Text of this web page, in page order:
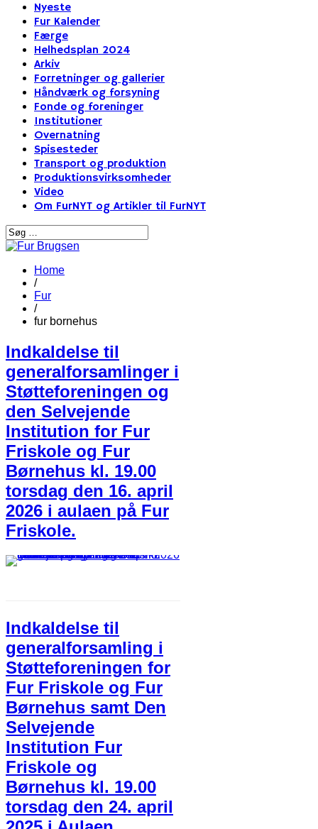
Nyeste
Fur Kalender
Færge
Helhedsplan 2024
Arkiv
Forretninger og gallerier
Håndværk og forsyning
Fonde og foreninger
Institutioner
Overnatning
Spisesteder
Transport og produktion
Produktionsvirksomheder
Video
Om FurNYT og Artikler til FurNYT
Home
/
Fur
/
fur bornehus
Indkaldelse til
generalforsamlinger i
Støtteforeningen og
den Selvejende
Institution for Fur
Friskole og Fur
Børnehus kl. 19.00
torsdag den 16. april
2026 i aulaen på Fur
Friskole.
Indkaldelse til
generalforsamling i
Støtteforeningen for
Fur Friskole og Fur
Børnehus samt Den
Selvejende
Institution Fur
Friskole og
Børnehus kl. 19.00
torsdag den 24. april